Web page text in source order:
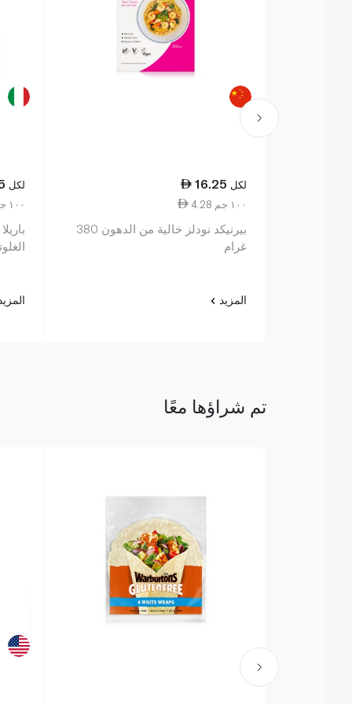
16.25 لكل
4.28 ١٠٠ جم
بيرنيكد نودلز خالية من الدهون 380
غرام
المزيد
لكل
7.69 ١٠٠ جم
الغلوتين
تم شراؤها معًا